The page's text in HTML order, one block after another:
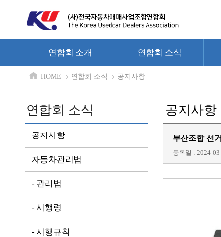
연합회 소개 연합회 소식
HOME 연합회 소식 공지사항
연합회 소식
공지사항
자동차관리법
- 관리법
- 시행령
- 시행규칙
공지사항
부산조합 선
등록일 : 2024-